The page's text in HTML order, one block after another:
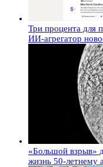
Три процента для
ИИ-агрегатор
«Большой взрыв»
жизнь 50-летнему